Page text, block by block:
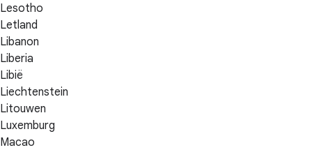
Lesotho
Letland
Libanon
Liberia
Libië
Liechtenstein
Litouwen
Luxemburg
Macao